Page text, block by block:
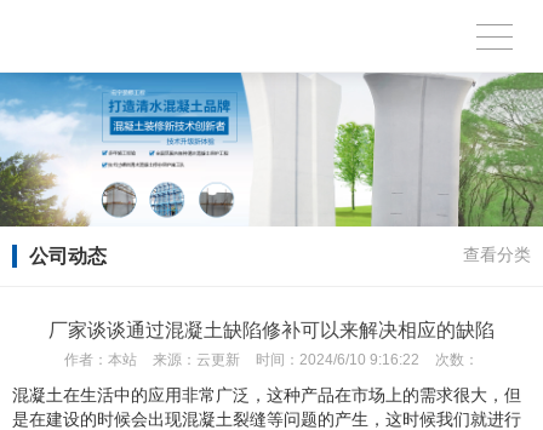
公司动态 查看分类
厂家谈谈通过混凝土缺陷修补可以来解决相应的缺陷
作者： 本站 来源： 云更新 时间： 2024/6/10 9:16:22 次数：
混凝土在生活中的应用非常广泛，这种产品在市场上的需求很大，但
是在建设的时候会出现混凝土裂缝等问题的产生，这时候我们就进行